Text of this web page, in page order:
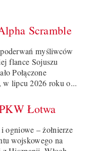
Scramble
myśliwców
flance Sojuszu
Połączone
lipcu 2026 roku o...
Łotwa
ogniowe – żołnierze
wojskowego na